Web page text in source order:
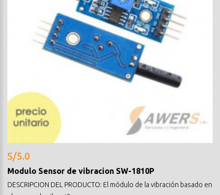
S/5.0
Modulo Sensor de vibracion SW-1810P
DESCRIPCION DEL PRODUCTO: El módulo de la vibración basado en